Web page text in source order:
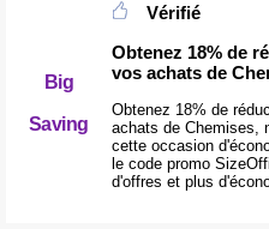
Big
Saving
Vérifié
Obtenez 18% de
vos achats de
Obtenez 18% de
achats de Chemises,
cette occasion
le code promo
d'offres et plus